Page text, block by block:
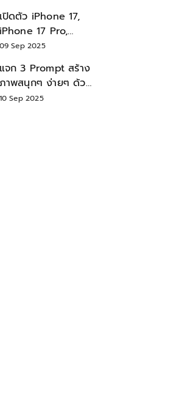
"ชินวัตร"
เปิดตัว iPhone 17,
iPhone 17 Pro,
iPhone 17 Air สเปค
09 Sep 2025
แจก 3 Prompt สร้าง
ภาพสนุกๆ ง่ายๆ ด้วย
Nano Banana ใน
10 Sep 2025